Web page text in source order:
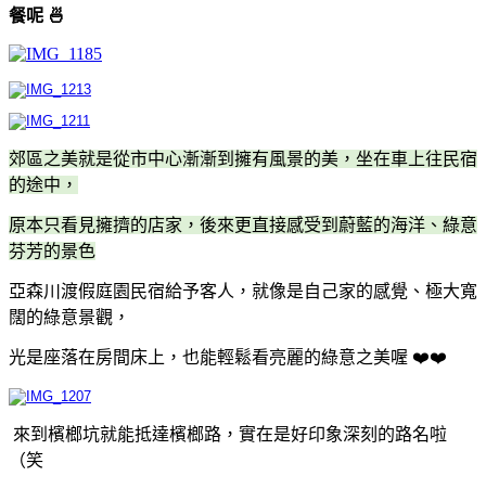
餐呢 🍜
郊區之美就是從市中心漸漸到擁有風景的美，坐在車上往民宿
的途中，
原本只看見擁擠的店家，後來更直接感受到蔚藍的海洋、綠意
芬芳的景色
亞森川渡假庭園民宿給予客人，就像是自己家的感覺、極大寬
闊的綠意景觀，
光是座落在房間床上，也能輕鬆看亮麗的綠意之美喔 ❤️❤️
來到檳榔坑就能抵達檳榔路，實在是好印象深刻的路名啦
（笑